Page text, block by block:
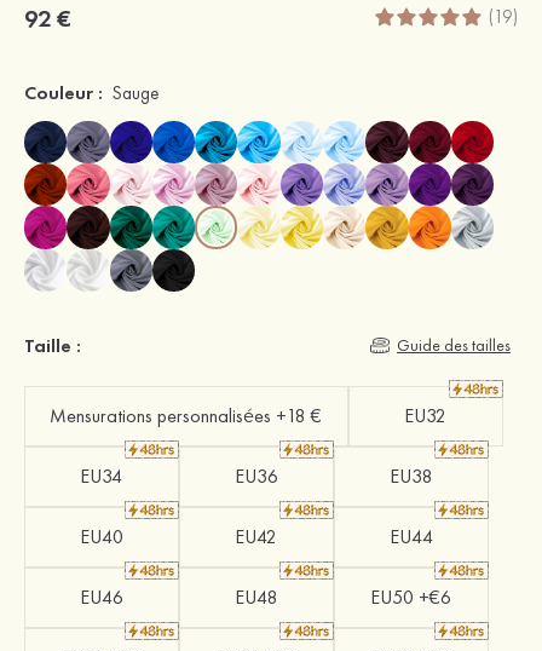
92 € (19)
Couleur : Sauge
Taille : Guide des tailles
Mensurations personnalisées +18 € EU32
EU34 EU36 EU38
EU40 EU42 EU44
EU46 EU48 EU50 +€6